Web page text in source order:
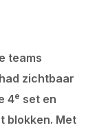
teams
zichtbaar
4e set en
blokken. Met